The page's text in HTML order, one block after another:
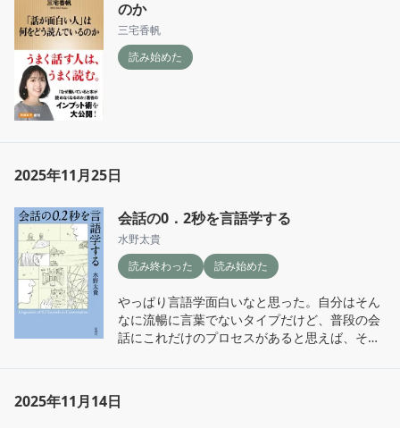
のか
三宅香帆
読み始めた
2025年11月25日
会話の0．2秒を言語学する
水野太貴
読み終わった
読み始めた
やっぱり言語学面白いなと思った。自分はそん
なに流暢に言葉でないタイプだけど、普段の会
話にこれだけのプロセスがあると思えば、それ
意味論が白眉
2025年11月14日